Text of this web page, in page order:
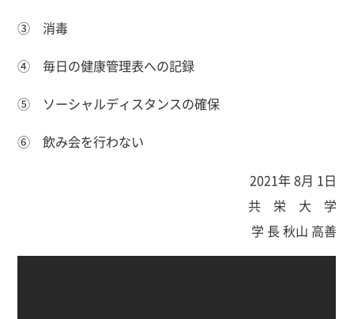
③ 消毒
④ 毎日の健康管理表への記録
⑤ ソーシャルディスタンスの確保
⑥ 飲み会を行わない
2021年 8月 1日
共 栄 大 学
学 長 秋山 高善